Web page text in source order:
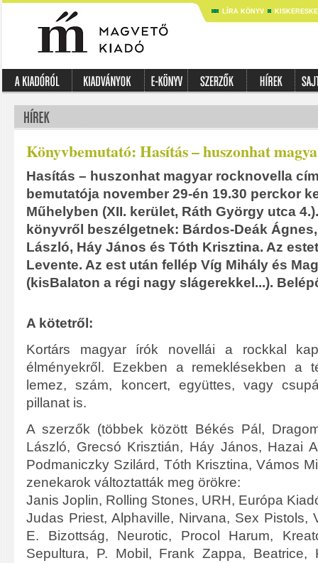
LÍRA KÖNYV
Könyvbemutató: Hasítás – huszonhat
Hasítás – huszonhat magyar rocknovella
bemutatója november 29-én 19.30 perckor
Műhelyben (XII. kerület, Ráth György utca
könyvről beszélgetnek: Bárdos-Deák
László, Háy János és Tóth Krisztina. Az
Levente. Az est után fellép Víg Mihály és
(kisBalaton a régi nagy slágerekkel...).
A kötetről:
Kortárs magyar írók novellái a rockkal
élményekről. Ezekben a remeklésekben a
lemez, szám, koncert, együttes, vagy
pillanat is.
A szerzők (többek között Békés Pál,
László, Grecsó Krisztián, Háy János, Hazai
Podmaniczky Szilárd, Tóth Krisztina, Vámos
zenekarok változtatták meg örökre:
Janis Joplin, Rolling Stones, URH, Európa
Judas Priest, Alphaville, Nirvana, Sex Pistols,
E. Bizottság, Neurotic, Procol Harum,
Sepultura, P. Mobil, Frank Zappa, Beatrice,